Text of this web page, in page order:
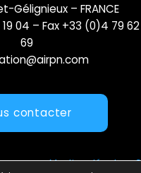
Gélignieux – FRANCE
04 – Fax +33 (0)4 79 62
69
contacter
Mentions légales